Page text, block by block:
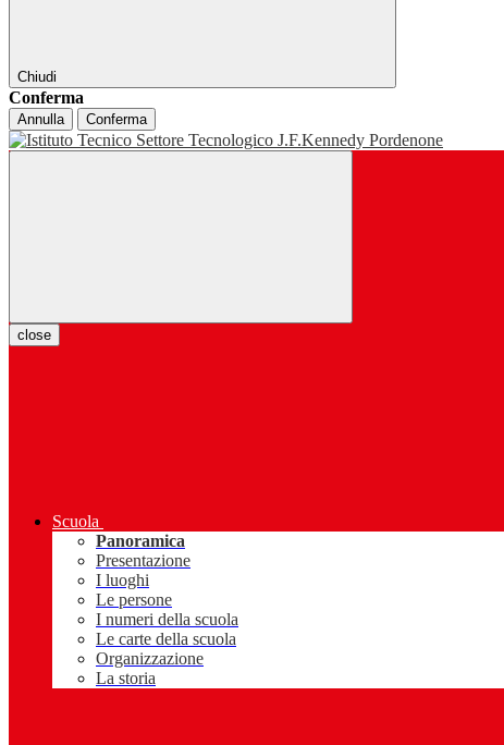
Chiudi
Conferma
Annulla Conferma
close
Scuola
Panoramica
Presentazione
I luoghi
Le persone
I numeri della scuola
Le carte della scuola
Organizzazione
La storia